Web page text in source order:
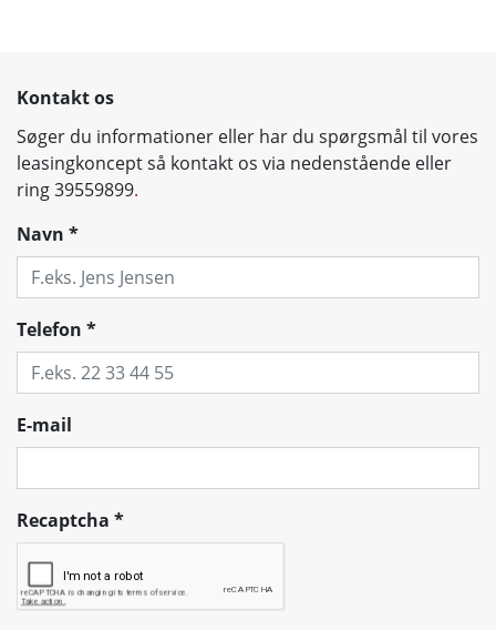
Kontakt os
Søger du informationer eller har du spørgsmål til vores
leasingkoncept så kontakt os via nedenstående eller
ring 39559899.
Navn *
Telefon *
E-mail
Recaptcha *